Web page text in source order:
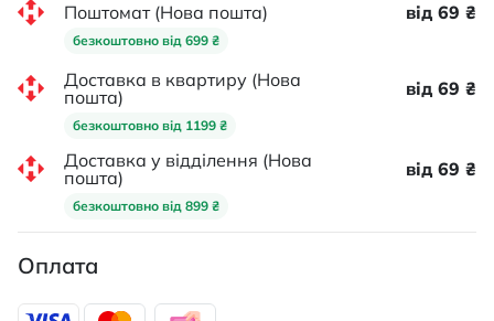
Поштомат (Нова пошта)
безкоштовно від 699 ₴
від 69 ₴
Доставка в квартиру (Нова
пошта)
безкоштовно від 1199 ₴
від 69 ₴
Доставка у відділення (Нова
пошта)
безкоштовно від 899 ₴
від 69 ₴
Оплата